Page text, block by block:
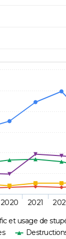
et usage de
2020 2021